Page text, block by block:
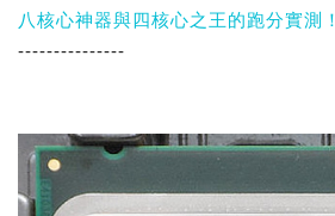
八核心神器與四核心之王的跑分實測！
---------------